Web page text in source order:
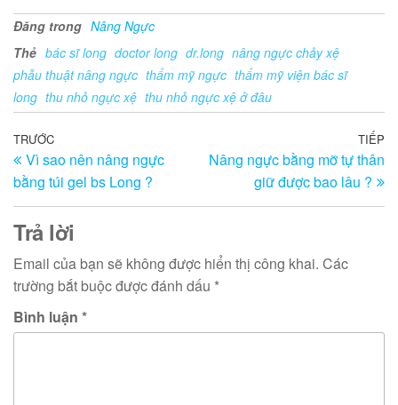
Đăng trong Nâng Ngực
Thẻ bác sĩ long doctor long dr.long nâng ngực chảy xệ
phẫu thuật nâng ngực thẩm mỹ ngực thẩm mỹ viện bác sĩ
long thu nhỏ ngực xệ thu nhỏ ngực xệ ở đâu
Điều
hướng
bài
viết
Bài
trước
TRƯỚC
Vì sao nên nâng ngực
bằng túi gel bs Long ?
TIẾP
Nâng ngực bằng mỡ tự thân
giữ được bao lâu ?
Trả lời
Email của bạn sẽ không được hiển thị công khai. Các
trường bắt buộc được đánh dấu *
Bình luận *